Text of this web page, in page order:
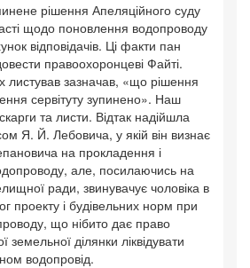
рішення Апеляційного суду
щодо поновлення водопроводу
відповідачів. Ці факти пан
правоохоронцеві Файті.
листував зазначав, «що рішення
сервітуту зупинено». Наш
та листи. Відтак надійшла
Я. Й. Лебовича, у якій він визнає
на прокладення і
але, посилаючись на
ради, звинувачує чоловіка в
проекту і будівельних норм при
що нібито дає право
земельної ділянки ліквідувати
водопровід.